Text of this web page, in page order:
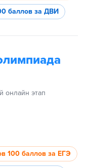
баллов за ДВИ
онлайн этап
100 баллов за ЕГЭ